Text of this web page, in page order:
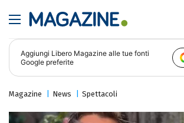
Aggiungi Libero Magazine alle tue fonti
Google preferite
Magazine News Spettacoli